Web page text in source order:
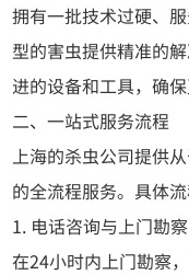
拥有一批技术过硬、
型的害虫提供精准的
进的设备和工具，确
二、一站式服务流程
上海的杀虫公司提供
的全流程服务。具体流
1. 电话咨询与上门勘
在24小时内上门勘察